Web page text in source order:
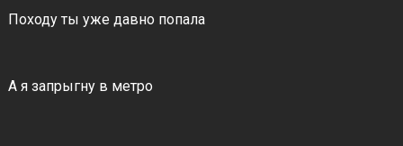
Походу ты уже давно попала
А я запрыгну в метро